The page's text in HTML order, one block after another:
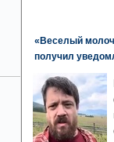
«Веселый
получил